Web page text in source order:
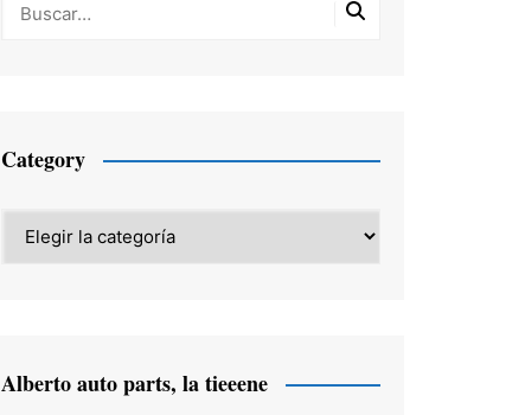
Category
Alberto auto parts, la tieeene